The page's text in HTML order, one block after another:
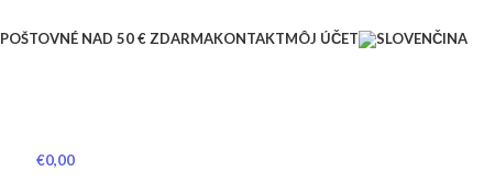
POŠTOVNÉ NAD 50 € ZDARMAKONTAKTMÔJ ÚČET
€0,00